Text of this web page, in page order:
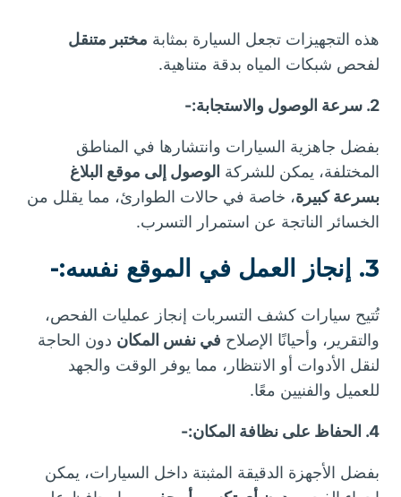
هذه التجهيزات تجعل السيارة بمثابة مختبر متنقل
لفحص شبكات المياه بدقة متناهية.
2. سرعة الوصول والاستجابة:-
بفضل جاهزية السيارات وانتشارها في المناطق
المختلفة، يمكن للشركة الوصول إلى موقع البلاغ
بسرعة كبيرة، خاصة في حالات الطوارئ، مما يقلل من
الخسائر الناتجة عن استمرار التسرب.
3. إنجاز العمل في الموقع نفسه:-
تُتيح سيارات كشف التسربات إنجاز عمليات الفحص،
والتقرير، وأحيانًا الإصلاح في نفس المكان دون الحاجة
لنقل الأدوات أو الانتظار، مما يوفر الوقت والجهد
للعميل والفنيين معًا.
4. الحفاظ على نظافة المكان:-
بفضل الأجهزة الدقيقة المثبتة داخل السيارات، يمكن